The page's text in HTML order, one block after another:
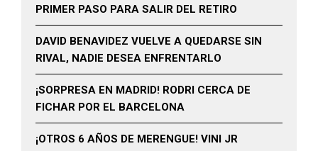
PRIMER PASO PARA SALIR DEL RETIRO
DAVID BENAVIDEZ VUELVE A QUEDARSE SIN
RIVAL, NADIE DESEA ENFRENTARLO
¡SORPRESA EN MADRID! RODRI CERCA DE
FICHAR POR EL BARCELONA
¡OTROS 6 AÑOS DE MERENGUE! VINI JR